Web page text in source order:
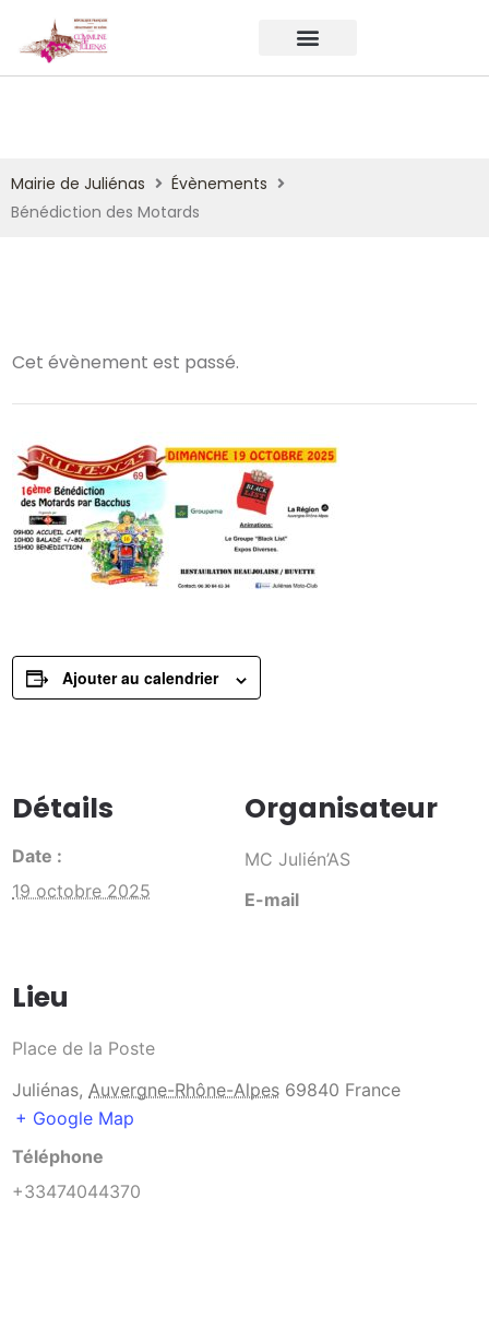
Mairie de Juliénas
Évènements
Bénédiction des Motards
Cet évènement est passé.
Ajouter au calendrier
Détails
Date :
19 octobre 2025
Organisateur
MC Julién’AS
E-mail
Lieu
Place de la Poste
Juliénas, Auvergne-Rhône-Alpes 69840 France
+ Google Map
Téléphone
+33474044370